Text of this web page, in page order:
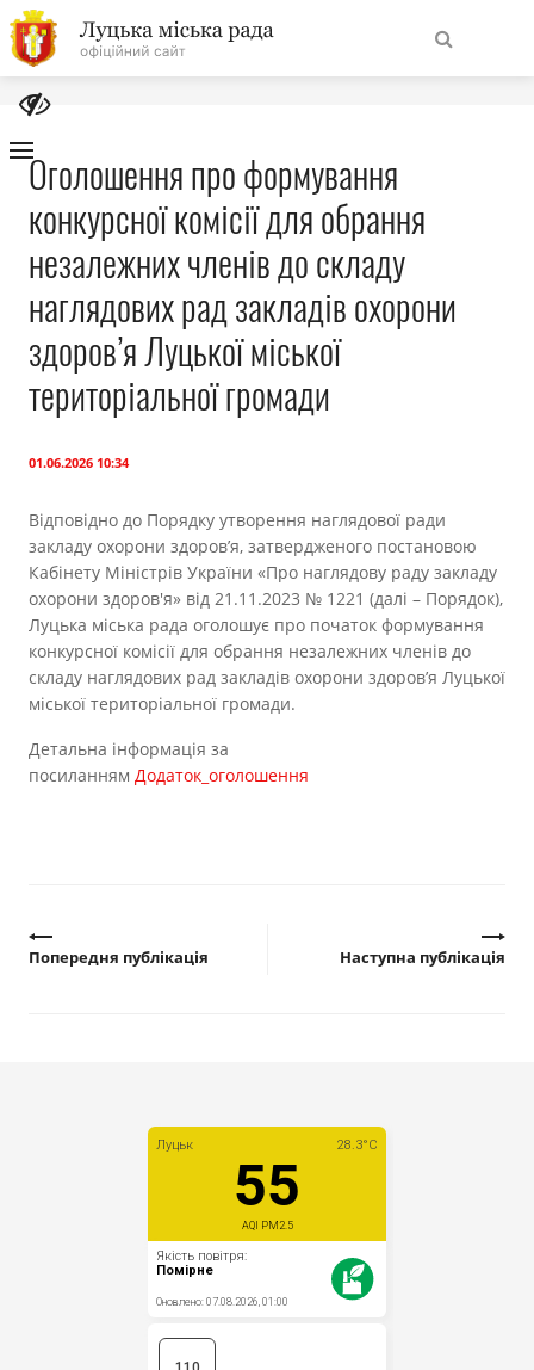
На
головну
Навігація
сайту
Про місто
Міська влада
Міська рада
Бюджет
Прозорість влади
Документи
Оголошення про формування
конкурсної комісії для обрання
незалежних членів до складу
наглядових рад закладів охорони
здоров’я Луцької міської
територіальної громади
01.06.2026 10:34
Відповідно до Порядку утворення наглядової ради
закладу охорони здоров’я, затвердженого постановою
Кабінету Міністрів України «Про наглядову раду закладу
охорони здоров'я» від 21.11.2023 № 1221 (далі – Порядок),
Луцька міська рада оголошує про початок формування
конкурсної комісії для обрання незалежних членів до
складу наглядових рад закладів охорони здоров’я Луцької
міської територіальної громади.
Детальна інформація за
посиланням Додаток_оголошення
Попередня публікація Наступна публікація